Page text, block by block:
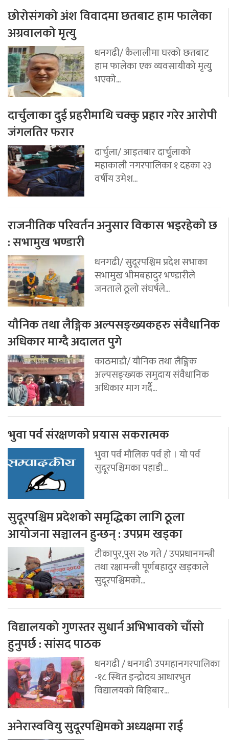
छोरोसंगको अंश विवादमा छतबाट हाम फालेका
अग्रवालको मृत्यु
धनगढी/ कैलालीमा घरको छतबाट
हाम फालेका एक व्यवसायीको मृत्युु
भएको...
दार्चुलाका दुई प्रहरीमाथि चक्कु प्रहार गरेर आरोपी
जंगलतिर फरार
दार्चुला/ आइतबार दार्चुृलाको
महाकाली नगरपालिका १ दहका २३
वर्षीय उमेश...
राजनीतिक परिवर्तन अनुसार विकास भइरहेको छ
: सभामुख भण्डारी
धनगढी/ सुदूरपश्चिम प्रदेश सभाका
सभामुख भीमबहादुर भण्डारीले
जनताले ठूलो संघर्षले...
यौनिक तथा लैङ्गिक अल्पसङ्ख्यकहरु संवैधानिक
अधिकार माग्दै अदालत पुगे
काठमाडौ/ यौनिक तथा लैङ्गिक
अल्पसङ्ख्यक समुदाय संवैधानिक
अधिकार माग गर्दै...
भुवा पर्व संरक्षणको प्रयास सकरात्मक
भुवा पर्व मौलिक पर्व हो । यो पर्व
सुदूरपश्चिमका पहाडी...
सुदूरपश्चिम प्रदेशको समृद्धिका लागि ठूला
आयोजना सञ्चालन हुन्छन् : उपप्रम खड्का
टीकापुर,पुस २७ गते / उपप्रधानमन्त्री
तथा रक्षामन्त्री पूर्णबहादुर खड्काले
सुदूरपश्चिमको...
विद्यालयको गुणस्तर सुधार्न अभिभावको चाँसो
हुनुपर्छ : सांसद पाठक
धनगढी / धनगढी उपमहानगरपालिका
-१८ स्थित इन्द्रोदय आधारभुत
विद्यालयको बिहिबार...
अनेरास्ववियु सुदूरपश्चिमको अध्यक्षमा राई